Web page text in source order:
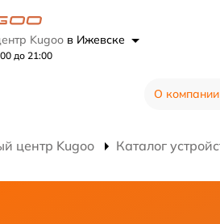
Kugoo в Ижевске
до 21:00
О компании
центр Kugoo Каталог